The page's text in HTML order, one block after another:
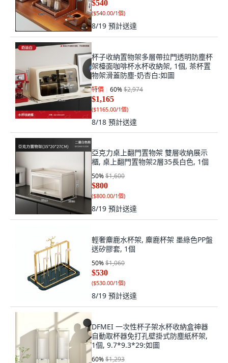
$540
($540.00/1個)
8/19 預計送達
杯子收納置物架多層帶拉門透明防塵杯
架檯面咖啡杯水杯收納架, 1個, 茶杯置
物架滑蓋防塵-奶杏白:如圖
特價 60%$2,974
$1,165
($1165.00/1個)
8/18 預計送達
亞克力桌上翻門置物架 雙層收納展示
櫃, 桌上翻門置物架2層35長白色, 1個
50%$1,600
$800
($800.00/1個)
8/19 預計送達
輕奢麋鹿水杯架, 麋鹿杯架 墨綠色PP盤
送矽膠套, 1個
50%$1,060
$530
($530.00/1個)
8/19 預計送達
DFMEI 一次性杯子架水杯收納盒神器
自動取杯器免打孔壁掛式防塵紙杯架,
1個, 9.7*9.3*29:如圖
60%$1,293